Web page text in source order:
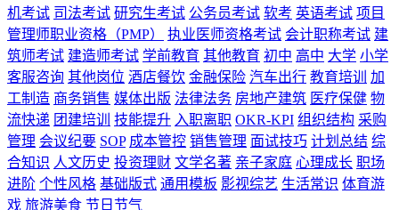
机考试 司法考试 研究生考试 公务员考试 软考 英语考试 项目
管理师职业资格（PMP）
执业医师资格考试 会计职称考试 建
筑师考试 建造师考试 学前教育 其他教育 初中 高中 大学 小学
客服咨询 其他岗位 酒店餐饮 金融保险 汽车出行 教育培训
加
工制造 商务销售 媒体出版 法律法务 房地产建筑 医疗保健 物
流快递 团建培训 技能提升 入职离职 OKR-KPI 组织结构 采购
管理 会议纪要 SOP 成本管控 销售管理 面试技巧 计划总结 综
合知识 人文历史 投资理财 文学名著 亲子家庭 心理成长 职场
进阶 个性风格 基础版式 通用模板 影视综艺 生活常识 体育游
戏 旅游美食 节日节气